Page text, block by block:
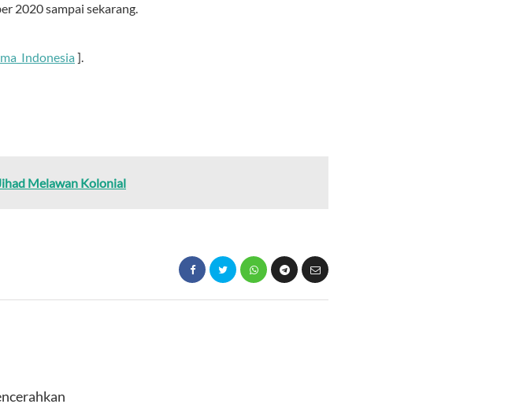
2020 sampai sekarang.
].
Melawan Kolonial